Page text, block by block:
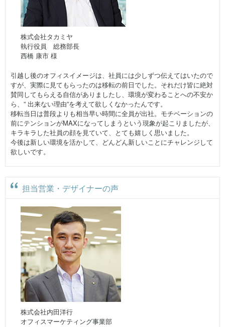
株式会社タカミヤ
執行役員 総務部長
西橋 康市 様
引越し後のオフィスイメージは、社員には少しずつ伝えてはいたので
すが、実際に見てもらったのは移転の前日でした。それだけ皆に絶対
賛同してもらえる自信がありましたし、環境が変わることへの不安か
ら、” 出来ない理由”を考えて欲しくなかったんです。
移転当日は普段よりも相当早い時間に全員が出社。モチベーションの
前にテンションがMAXになってしまうという現象が起こりましたが、
キラキラした社員の顔を見ていて、とても嬉しく思いました。
今後は新しい環境を活かして、どんどん新しいことにチャレンジして
欲しいです。
担当営業・デザイナーの声
株式会社内田洋行
オフィスマーケティング事業部